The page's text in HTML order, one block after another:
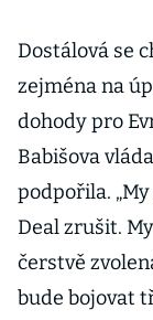
Dostálová se
zejména na
dohody pro
Babišova
podpořila.
Deal zrušit.
čerstvě
bude bojovat